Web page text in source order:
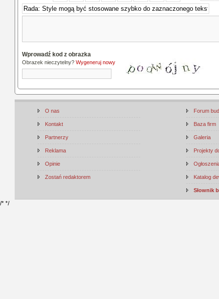
Wprowadź kod z obrazka
Obrazek nieczytelny? Wygeneruj nowy
O nas
Kontakt
Partnerzy
Reklama
Opinie
Zostań redaktorem
Forum
Baza firm
Galeria
Projekty
Katalog
Słownik
/* */